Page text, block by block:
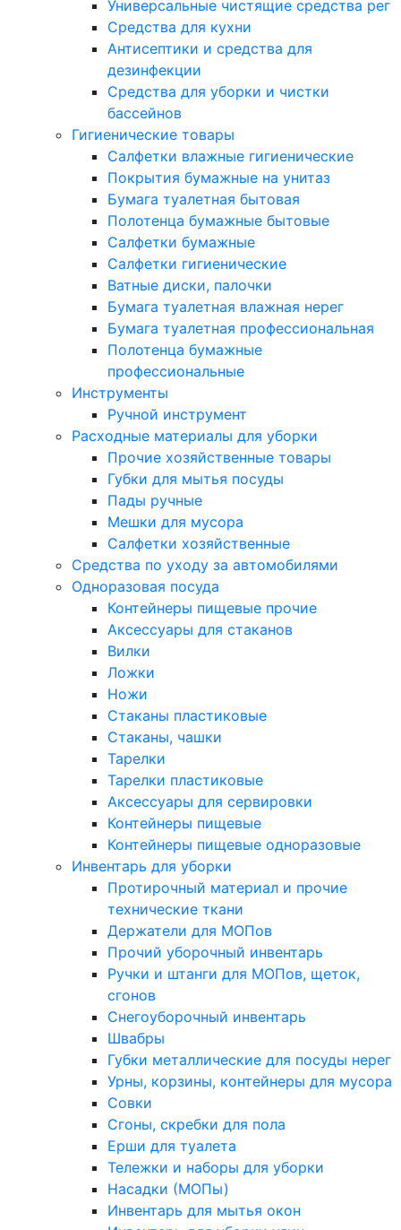
Универсальные чистящие средства рег
Средства для кухни
Антисептики и средства для
дезинфекции
Средства для уборки и чистки
бассейнов
Гигиенические товары
Салфетки влажные гигиенические
Покрытия бумажные на унитаз
Бумага туалетная бытовая
Полотенца бумажные бытовые
Салфетки бумажные
Салфетки гигиенические
Ватные диски, палочки
Бумага туалетная влажная нерег
Бумага туалетная профессиональная
Полотенца бумажные
профессиональные
Инструменты
Ручной инструмент
Расходные материалы для уборки
Прочие хозяйственные товары
Губки для мытья посуды
Пады ручные
Мешки для мусора
Салфетки хозяйственные
Средства по уходу за автомобилями
Одноразовая посуда
Контейнеры пищевые прочие
Аксессуары для стаканов
Вилки
Ложки
Ножи
Стаканы пластиковые
Стаканы, чашки
Тарелки
Тарелки пластиковые
Аксессуары для сервировки
Контейнеры пищевые
Контейнеры пищевые одноразовые
Инвентарь для уборки
Протирочный материал и прочие
технические ткани
Держатели для МОПов
Прочий уборочный инвентарь
Ручки и штанги для МОПов, щеток,
сгонов
Снегоуборочный инвентарь
Швабры
Губки металлические для посуды нерег
Урны, корзины, контейнеры для мусора
Совки
Сгоны, скребки для пола
Ерши для туалета
Тележки и наборы для уборки
Насадки (МОПы)
Инвентарь для мытья окон